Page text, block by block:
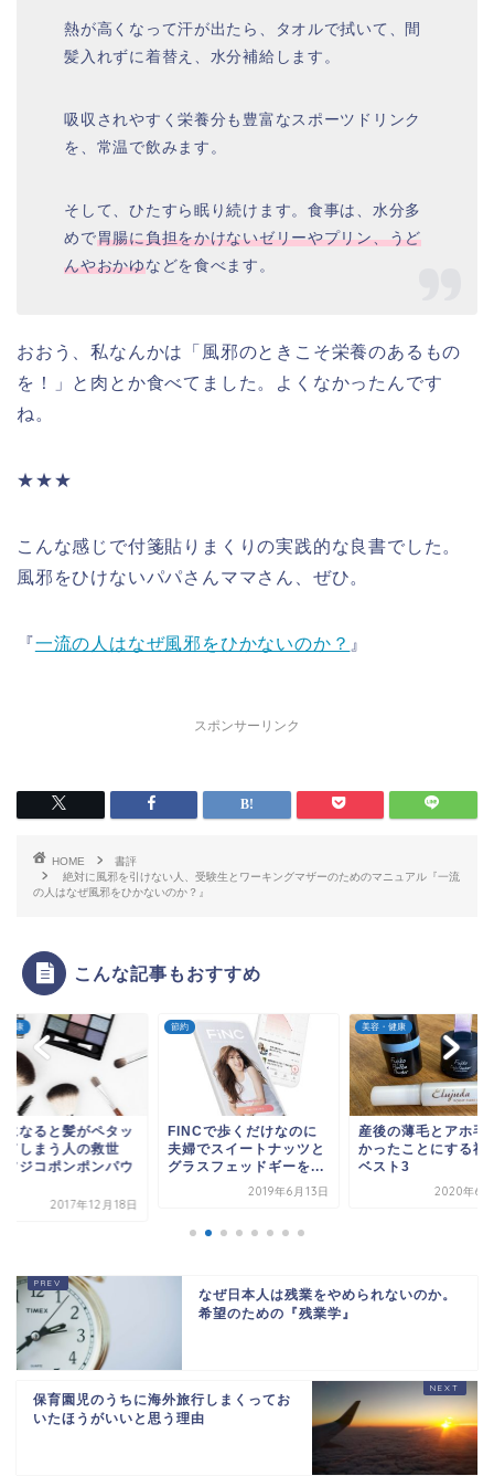
熱が高くなって汗が出たら、タオルで拭いて、間
髪入れずに着替え、水分補給します。
吸収されやすく栄養分も豊富なスポーツドリンク
を、常温で飲みます。
そして、ひたすら眠り続けます。食事は、水分多
めで胃腸に負担をかけないゼリーやプリン、うど
んやおかゆなどを食べます。
おおう、私なんかは「風邪のときこそ栄養のあるもの
を！」と肉とか食べてました。よくなかったんです
ね。
★★★
こんな感じで付箋貼りまくりの実践的な良書でした。
風邪をひけないパパさんママさん、ぜひ。
『一流の人はなぜ風邪をひかないのか？ 』
スポンサーリンク
HOME
書評
絶対に風邪を引けない人、受験生とワーキングマザーのためのマニュアル『一流
の人はなぜ風邪をひかないのか？』
こんな記事もおすすめ
で歩くだけなのに
でスイートナッツと
スフェッドギーを...
美容・健康
産後の薄毛とアホ毛をな
かったことにする神商品
ベスト3
2020年6月27日
美容・健康
くすんだプラチナの
指輪がプラチナ磨き
きを取り戻した
2015年4
なぜ日本人は残業をやめられないのか。
希望のための『残業学』
保育園児のうちに海外旅行しまくってお
いたほうがいいと思う理由